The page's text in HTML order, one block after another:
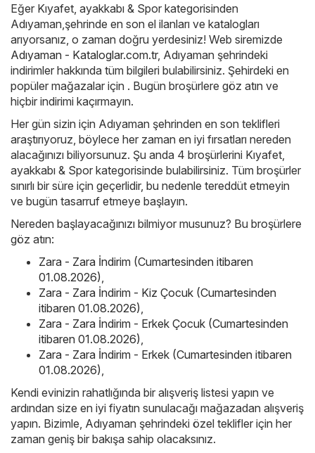
Eğer Kıyafet, ayakkabı & Spor kategorisinden
Adıyaman,şehrinde en son el ilanları ve katalogları
arıyorsanız, o zaman doğru yerdesiniz! Web siremizde
Adıyaman - Kataloglar.com.tr, Adıyaman şehrindeki
indirimler hakkında tüm bilgileri bulabilirsiniz. Şehirdeki en
popüler mağazalar için . Bugün broşürlere göz atın ve
hiçbir indirimi kaçırmayın.
Her gün sizin için Adıyaman şehrinden en son teklifleri
araştırıyoruz, böylece her zaman en iyi fırsatları nereden
alacağınızı biliyorsunuz. Şu anda 4 broşürlerini Kıyafet,
ayakkabı & Spor kategorisinde bulabilirsiniz. Tüm broşürler
sınırlı bir süre için geçerlidir, bu nedenle tereddüt etmeyin
ve bugün tasarruf etmeye başlayın.
Nereden başlayacağınızı bilmiyor musunuz? Bu broşürlere
göz atın:
Zara - Zara İndirim (Cumartesinden itibaren
01.08.2026)
Zara - Zara İndirim - Kiz Çocuk (Cumartesinden
itibaren 01.08.2026)
Zara - Zara İndirim - Erkek Çocuk (Cumartesinden
itibaren 01.08.2026)
Zara - Zara İndirim - Erkek (Cumartesinden itibaren
01.08.2026)
Kendi evinizin rahatlığında bir alışveriş listesi yapın ve
ardından size en iyi fiyatın sunulacağı mağazadan alışveriş
yapın. Bizimle, Adıyaman şehrindeki özel teklifler için her
zaman geniş bir bakışa sahip olacaksınız.